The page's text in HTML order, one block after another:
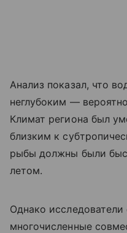
Анализ показал, что
неглубоким —
Климат региона был
близким к
рыбы должны были
летом.
Однако
многочисленные